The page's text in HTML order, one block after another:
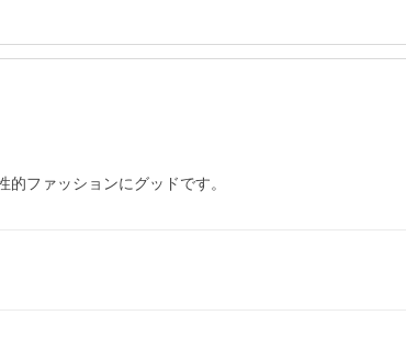
ファッションにグッドです。